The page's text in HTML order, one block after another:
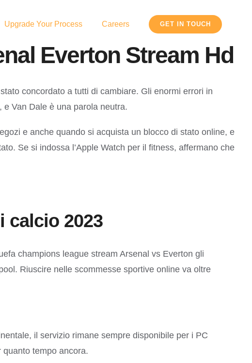
Upgrade Your Process Careers GET IN TOUCH
Everton Stream Hd
concordato a tutti di cambiare. Gli enormi errori in
Van Dale è una parola neutra.
e anche quando si acquista un blocco di stato online, e
Se si indossa l’Apple Watch per il fitness, affermano che
calcio 2023
champions league stream Arsenal vs Everton gli
Riuscire nelle scommesse sportive online va oltre
il servizio rimane sempre disponibile per i PC
tempo ancora.